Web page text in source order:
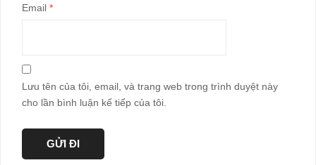
Email *
Lưu tên của tôi, email, và trang web trong trình duyệt này
cho lần bình luận kế tiếp của tôi.